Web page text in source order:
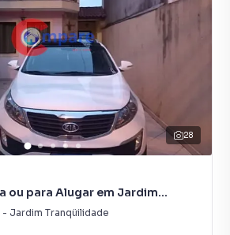
28
ou para Alugar em Jardim
- Jardim Tranqüilidade